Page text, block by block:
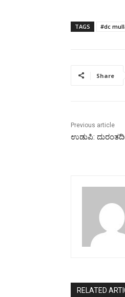
TAGS #dc
Share
Previous article
ಉಡುಪಿ:
RELATED